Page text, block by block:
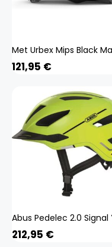
121,95 €
212,95 €